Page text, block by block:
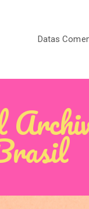
Datas